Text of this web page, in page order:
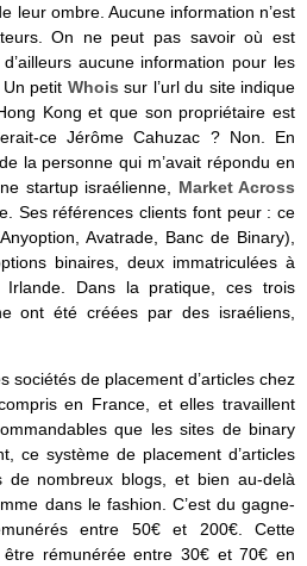
leur ombre. Aucune information n’est
On ne peut pas savoir où est
aucune information pour les
petit Whois sur l’url du site indique
Kong et que son propriétaire est
ce Jérôme Cahuzac ? Non. En
la personne qui m’avait répondu en
startup israélienne, Market Across
Ses références clients font peur : ce
Avatrade, Banc de Binary),
binaires, deux immatriculées à
Dans la pratique, ces trois
ont été créées par des israéliens,
sociétés de placement d’articles chez
en France, et elles travaillent
que les sites de binary
ce système de placement d’articles
de nombreux blogs, et bien au-delà
dans le fashion. C’est du gagne-
entre 50€ et 200€. Cette
rémunérée entre 30€ et 70€ en